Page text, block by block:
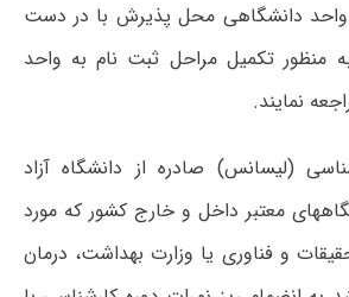
واحد دانشگاهی محل پذیرش با در دست
منظور تکمیل مراحل ثبت نام به واحد
نمایند.
(لیسانس) صادره از دانشگاه آزاد
معتبر داخل و خارج کشور که مورد
و فناوری یا وزارت بهداشت، درمان